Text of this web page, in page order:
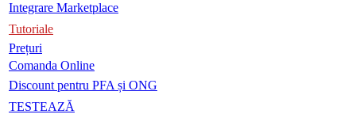
Integrare Marketplace
Tutoriale
Prețuri
Comanda Online
Discount pentru PFA și ONG
TESTEAZĂ